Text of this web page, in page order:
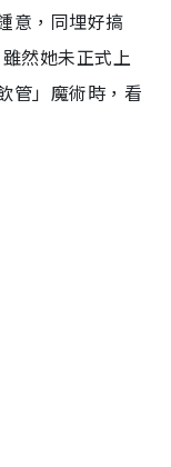
意，同埋好搞
然她未正式上
管」魔術時，看